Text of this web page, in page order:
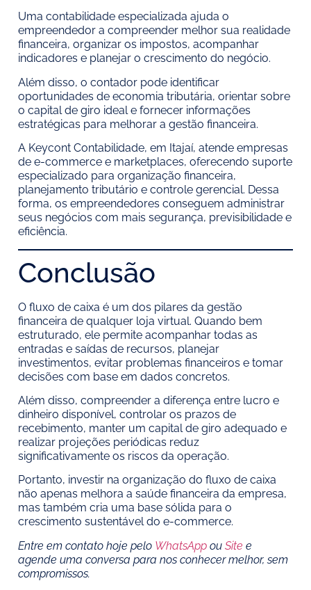
Uma contabilidade especializada ajuda o
empreendedor a compreender melhor sua realidade
financeira, organizar os impostos, acompanhar
indicadores e planejar o crescimento do negócio.
Além disso, o contador pode identificar
oportunidades de economia tributária, orientar sobre
o capital de giro ideal e fornecer informações
estratégicas para melhorar a gestão financeira.
A Keycont Contabilidade, em Itajaí, atende empresas
de e-commerce e marketplaces, oferecendo suporte
especializado para organização financeira,
planejamento tributário e controle gerencial. Dessa
forma, os empreendedores conseguem administrar
seus negócios com mais segurança, previsibilidade e
eficiência.
Conclusão
O fluxo de caixa é um dos pilares da gestão
financeira de qualquer loja virtual. Quando bem
estruturado, ele permite acompanhar todas as
entradas e saídas de recursos, planejar
investimentos, evitar problemas financeiros e tomar
decisões com base em dados concretos.
Além disso, compreender a diferença entre lucro e
dinheiro disponível, controlar os prazos de
recebimento, manter um capital de giro adequado e
realizar projeções periódicas reduz
significativamente os riscos da operação.
Portanto, investir na organização do fluxo de caixa
não apenas melhora a saúde financeira da empresa,
mas também cria uma base sólida para o
crescimento sustentável do e-commerce.
Entre em contato hoje pelo WhatsApp ou Site e
agende uma conversa para nos conhecer melhor, sem
compromissos.